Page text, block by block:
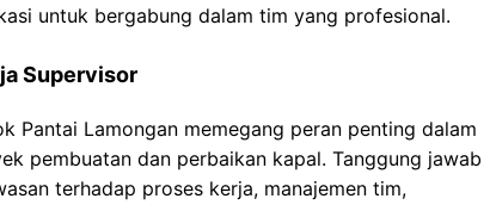
untuk bergabung dalam tim yang profesional.
Supervisor
Pantai Lamongan memegang peran penting dalam
pembuatan dan perbaikan kapal. Tanggung jawab
terhadap proses kerja, manajemen tim,